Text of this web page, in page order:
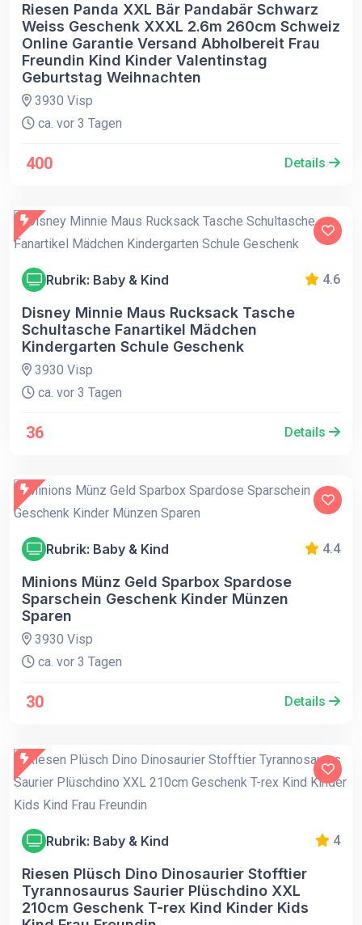
Riesen Panda XXL Bär Pandabär Schwarz
Weiss Geschenk XXXL 2.6m 260cm Schweiz
Online Garantie Versand Abholbereit Frau
Freundin Kind Kinder Valentinstag
Geburtstag Weihnachten
3930 Visp
ca. vor 3 Tagen
400 Details
Rubrik: Baby & Kind 4.6
Disney Minnie Maus Rucksack Tasche
Schultasche Fanartikel Mädchen
Kindergarten Schule Geschenk
3930 Visp
ca. vor 3 Tagen
36 Details
Rubrik: Baby & Kind 4.4
Minions Münz Geld Sparbox Spardose
Sparschein Geschenk Kinder Münzen
Sparen
3930 Visp
ca. vor 3 Tagen
30 Details
Rubrik: Baby & Kind 4
Riesen Plüsch Dino Dinosaurier Stofftier
Tyrannosaurus Saurier Plüschdino XXL
210cm Geschenk T-rex Kind Kinder Kids